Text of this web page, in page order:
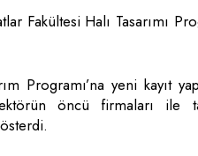
Fakültesi Halı Tasarımı
Programı’na yeni kayıt
öncü firmaları ile